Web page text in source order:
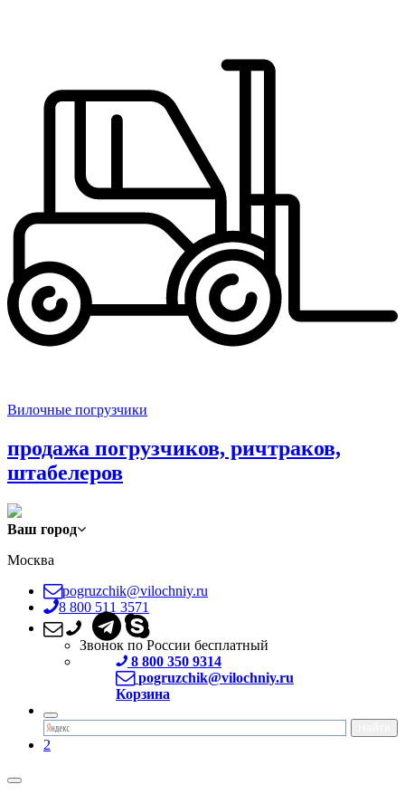
Вилочные погрузчики
продажа погрузчиков, ричтраков,
штабелеров
Ваш город
Москва
pogruzchik@vilochniy.ru
8 800 511 3571
Звонок по России бесплатный
8 800 350 9314
pogruzchik@vilochniy.ru
Корзина
2